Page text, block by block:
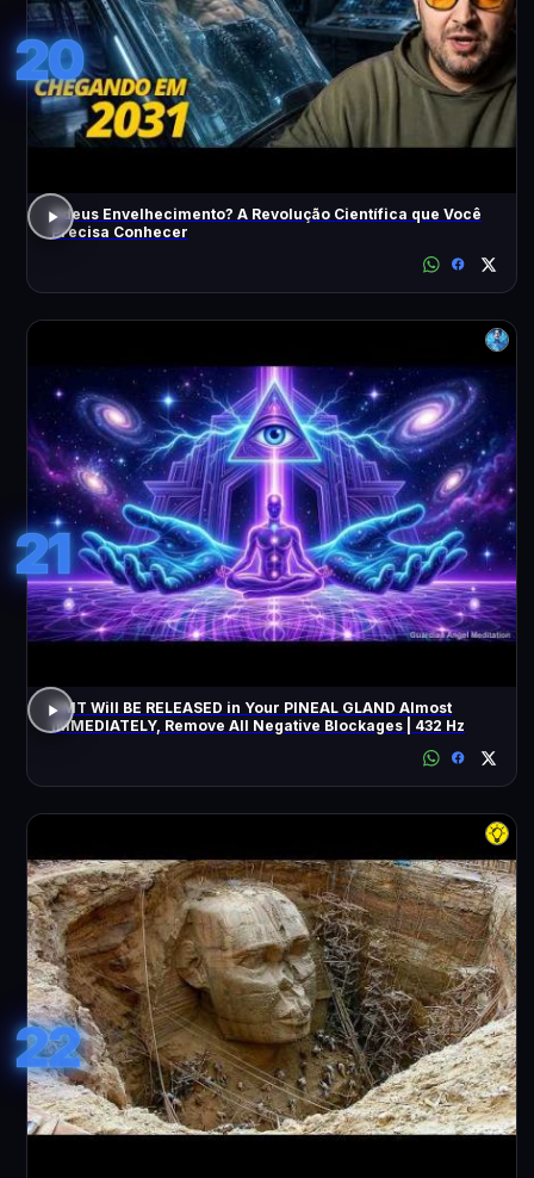
20
Adeus Envelhecimento? A Revolução Científica que Você
Precisa Conhecer
21
DMT Will BE RELEASED in Your PINEAL GLAND Almost
IMMEDIATELY, Remove All Negative Blockages | 432 Hz
22